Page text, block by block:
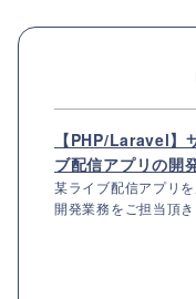
【PHP/Laravel】
ブ配信アプリの開
某ライブ配信アプリ
開発業務をご担当頂